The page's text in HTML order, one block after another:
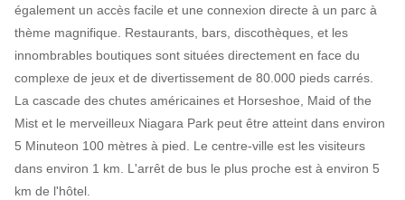
également un accès facile et une connexion directe à un parc à
thème magnifique. Restaurants, bars, discothèques, et les
innombrables boutiques sont situées directement en face du
complexe de jeux et de divertissement de 80.000 pieds carrés.
La cascade des chutes américaines et Horseshoe, Maid of the
Mist et le merveilleux Niagara Park peut être atteint dans environ
5 Minuteon 100 mètres à pied. Le centre-ville est les visiteurs
dans environ 1 km. L'arrêt de bus le plus proche est à environ 5
km de l'hôtel.